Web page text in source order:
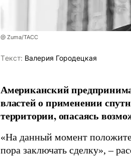
@ Zuma/ТАСС
Tекст: Валерия Городецкая
Американский
властей о применении
территории, опасаясь
«На данный момент
пора заключать сделку», –